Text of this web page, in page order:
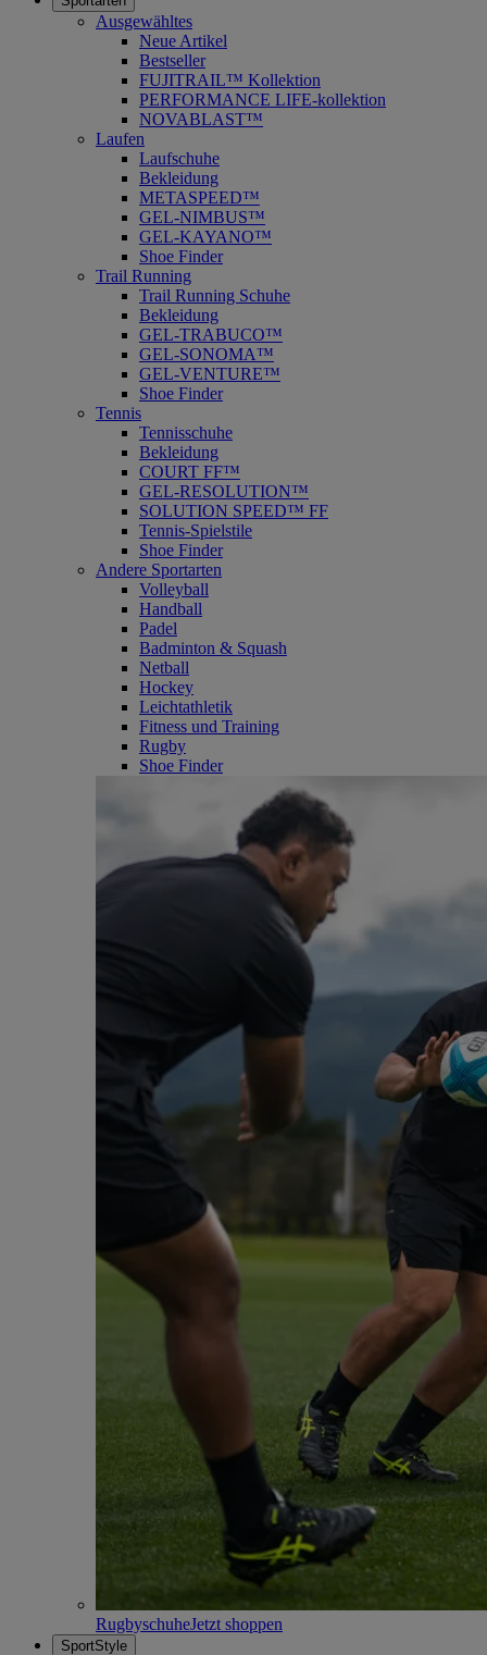
Ausgewähltes
Neue Artikel
Bestseller
FUJITRAIL™ Kollektion
PERFORMANCE LIFE-kollektion
NOVABLAST™
Laufen
Laufschuhe
Bekleidung
METASPEED™
GEL-NIMBUS™
GEL-KAYANO™
Shoe Finder
Trail Running
Trail Running Schuhe
Bekleidung
GEL-TRABUCO™
GEL-SONOMA™
GEL-VENTURE™
Shoe Finder
Tennis
Tennisschuhe
Bekleidung
COURT FF™
GEL-RESOLUTION™
SOLUTION SPEED™ FF
Tennis-Spielstile
Shoe Finder
Andere Sportarten
Volleyball
Handball
Padel
Badminton & Squash
Netball
Hockey
Leichtathletik
Fitness und Training
Rugby
Shoe Finder
RugbyschuheJetzt shoppen
SportStyle